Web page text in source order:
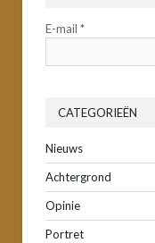
E-mail *
CATEGORIEËN
Nieuws
Achtergrond
Opinie
Portret